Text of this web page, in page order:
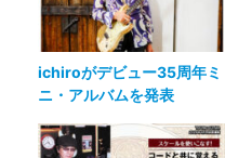
ichiroがデビュー35周年ミ
ニ・アルバムを発表